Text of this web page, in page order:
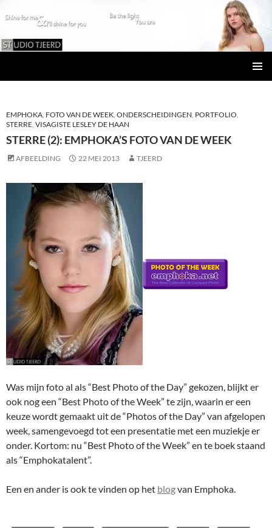
INHOUD
EMPHOKA, FOTO VAN DE WEEK, ONDERSCHEIDINGEN, PORTFOLIO,
STERRE, VISAGISTE LESLEY DE HAAN
STERRE (2): EMPHOKA’S FOTO VAN DE WEEK
AFBEELDING 22 MEI 2013 TJEERD
Was mijn foto al als “Best Photo of the Day” gekozen, blijkt er
ook nog een “Best Photo of the Week” te zijn, waarin er een
keuze wordt gemaakt uit de “Photos of the Day” van afgelopen
week, samengevoegd tot een presentatie met een muziekje er
onder. Kortom: nu “Best Photo of the Week” en te boek staand
als “Emphokatalent”.
Een en ander is ook te vinden op het blogvan Emphoka.